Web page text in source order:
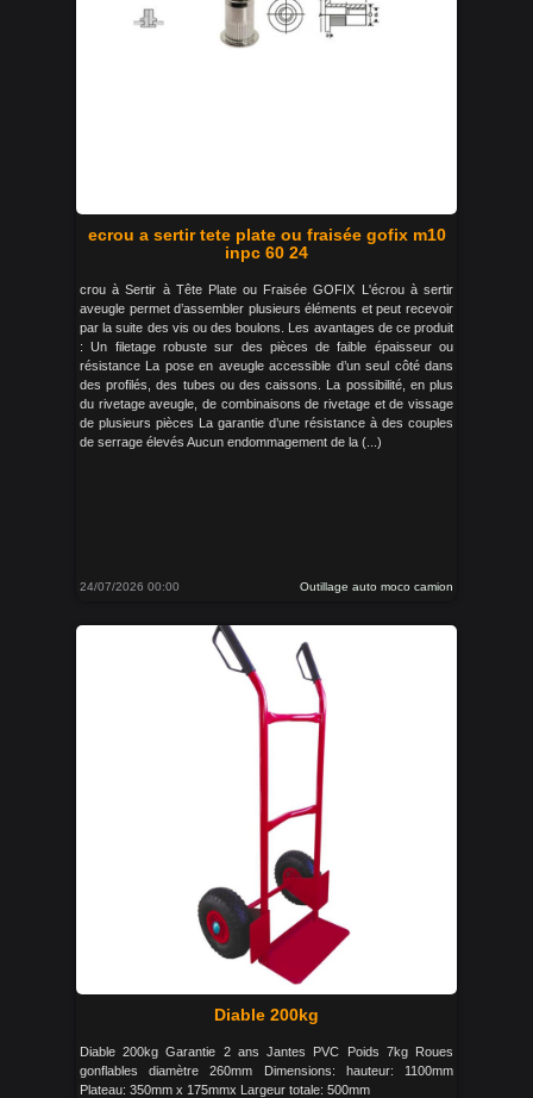
ecrou a sertir tete plate ou fraisée gofix m10
inpc 60 24
crou à Sertir à Tête Plate ou Fraisée GOFIX L'écrou à sertir
aveugle permet d’assembler plusieurs éléments et peut recevoir
par la suite des vis ou des boulons. Les avantages de ce produit
: Un filetage robuste sur des pièces de faible épaisseur ou
résistance La pose en aveugle accessible d’un seul côté dans
des profilés, des tubes ou des caissons. La possibilité, en plus
du rivetage aveugle, de combinaisons de rivetage et de vissage
de plusieurs pièces La garantie d’une résistance à des couples
de serrage élevés Aucun endommagement de la (...)
24/07/2026 00:00 Outillage auto moco camion
Diable 200kg
Diable 200kg Garantie 2 ans Jantes PVC Poids 7kg Roues
gonflables diamètre 260mm Dimensions: hauteur: 1100mm
Plateau: 350mm x 175mmx Largeur totale: 500mm